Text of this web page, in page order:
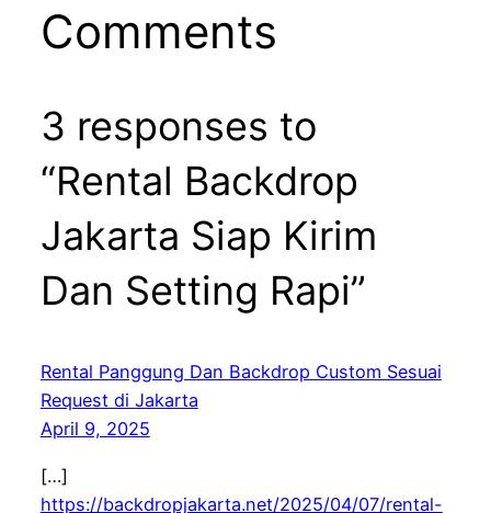
Comments
3 responses to
“Rental Backdrop
Jakarta Siap Kirim
Dan Setting Rapi”
Rental Panggung Dan Backdrop Custom Sesuai
Request di Jakarta
April 9, 2025
[…]
https://backdropjakarta.net/2025/04/07/rental-